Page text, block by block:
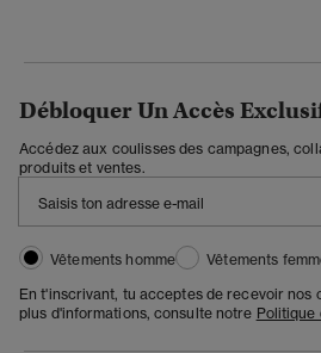
Débloquer Un Accès
Accédez aux coulisses des campagnes,
produits et ventes.
Vêtements homme
Vêtements
En t'inscrivant, tu acceptes de recevoir nos
plus d'informations, consulte notre Politique